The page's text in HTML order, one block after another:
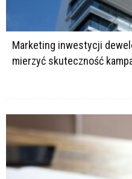
Marketing inwestycji
mierzyć skuteczność